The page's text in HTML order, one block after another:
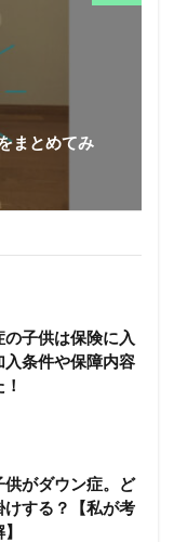
まとめてみ
の子供は保険に入
入条件や保障内容
供がダウン症。ど
けする？【私が考